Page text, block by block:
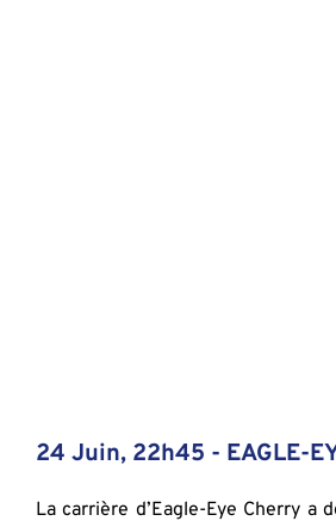
24 Juin, 22h45 - EAGLE-